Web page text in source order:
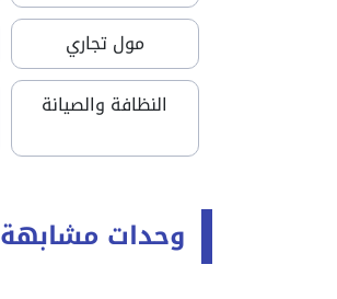
مول تجاري
النظافة والصيانة
وحدات مشابهة